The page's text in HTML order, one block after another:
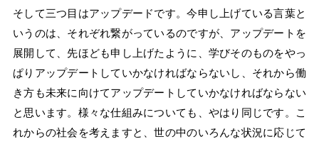
そして三つ目はアップデードです。今申し上げている言葉と
いうのは、それぞれ繋がっているのですが、アップデートを
展開して、先ほども申し上げたように、学びそのものをやっ
ぱりアップデートしていかなければならないし、それから働
き方も未来に向けてアップデートしていかなければならない
と思います。様々な仕組みについても、やはり同じです。こ
れからの社会を考えますと、世の中のいろんな状況に応じて